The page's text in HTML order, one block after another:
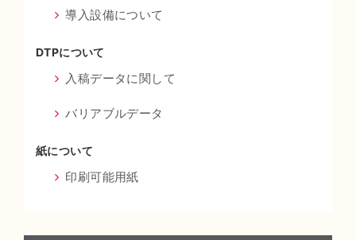
導入設備について
DTPについて
入稿データに関して
バリアブルデータ
紙について
印刷可能用紙